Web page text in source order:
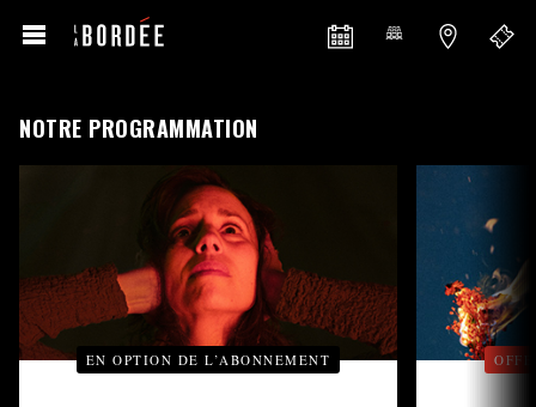
NOTRE PROGRAMMATION
EN OPTION DE L’ABONNEMENT